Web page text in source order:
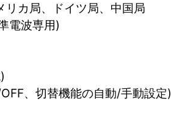
カ局、ドイツ局、中国局
電波専用)
、切替機能の自動/手動設定)